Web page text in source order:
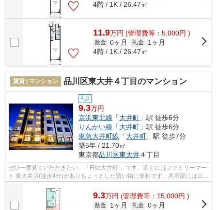
4階 / 1K / 26.47㎡
11.9万円 (管理費等：5,000円 )
敷金 0ヶ月 礼金
1ヶ月
4階 / 1K / 26.47㎡
賃貸 | マンション 品川区東大井４丁目のマンション
礼0
9.3万円
京浜東北線 「大井町 」駅 徒歩6分
りんかい線 「大井町 」駅 徒歩6分
東急大井町線 「大井町 」駅 徒歩7分
築5年 / 21.70㎡
東京都品川区東大井４丁目
ぜひ一度見ていただきたい、「Fika大井町 」です。近くにはファミリーマー
ト 東大井店(徒歩4分)がありちょっとした買い物に便利です。共用部にはエレ
ベータ・敷地内ごみ置き場などが揃...
9.3万円 (管理費等：15,000円 )
敷金 1ヶ月 礼金 0ヶ月